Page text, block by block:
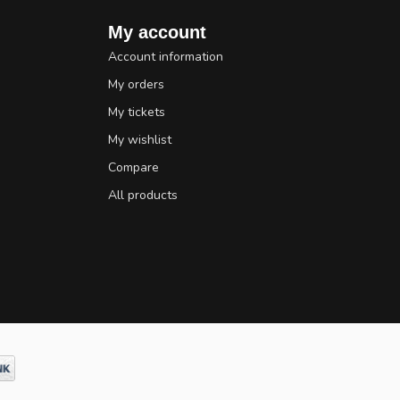
My account
Account information
My orders
My tickets
My wishlist
Compare
All products